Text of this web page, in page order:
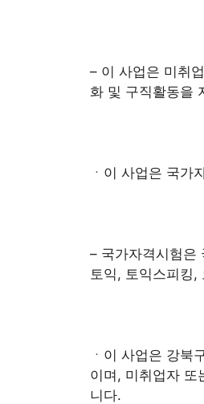
– 이 사업은 미취
화 및 구직활동을
ㆍ이 사업은 국가
– 국가자격시험은
토익, 토익스피킹
ㆍ이 사업은 강북
이며, 미취업자 또
니다.